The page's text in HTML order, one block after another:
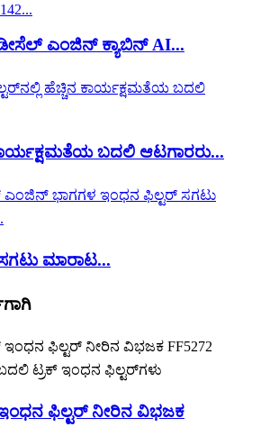
ಎಂಜಿನ್ ಕ್ಯಾಬಿನ್ AI...
ಬದಲಿ ಆಟಗಾರರು...
ಮಾರಾಟ...
ಫಿಲ್ಟರ್ ನೀರಿನ ವಿಭಜಕ